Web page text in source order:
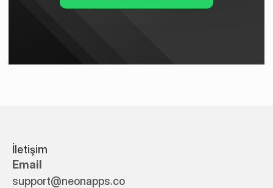
İletişim
Email
support@neonapps.co